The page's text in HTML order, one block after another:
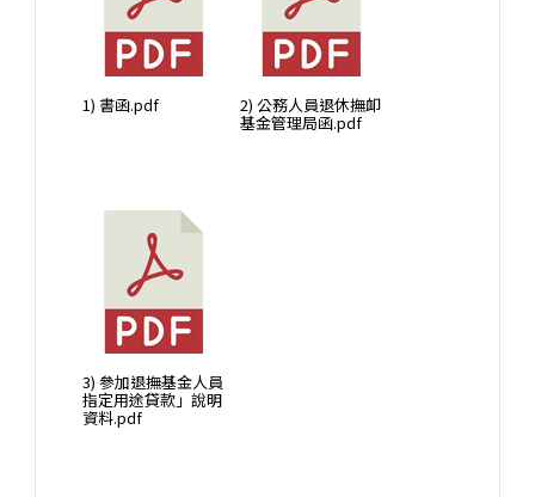
1) 書函.pdf 2) 公務人員退休撫卹
基金管理局函.pdf
3) 參加退撫基金人員
指定用途貸款」說明
資料.pdf